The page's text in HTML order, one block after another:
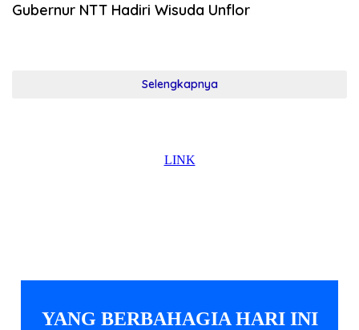
Gubernur NTT Hadiri Wisuda Unflor
Selengkapnya